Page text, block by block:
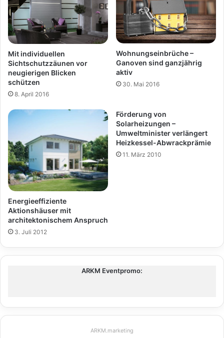
Mit individuellen
Sichtschutzzäunen vor
neugierigen Blicken
schützen
8. April 2016
Wohnungseinbrüche –
Ganoven sind ganzjährig
aktiv
30. Mai 2016
Energieeffiziente
Aktionshäuser mit
architektonischem Anspruch
3. Juli 2012
Förderung von
Solarheizungen –
Umweltminister verlängert
Heizkessel-Abwrackprämie
11. März 2010
ARKM Eventpromo:
ARKM.marketing